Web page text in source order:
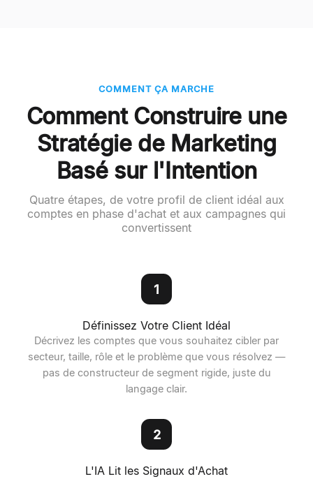
COMMENT ÇA MARCHE
Comment Construire une
Stratégie de Marketing
Basé sur l'Intention
Quatre étapes, de votre profil de client idéal aux
comptes en phase d'achat et aux campagnes qui
convertissent
1
Définissez Votre Client Idéal
Décrivez les comptes que vous souhaitez cibler par
secteur, taille, rôle et le problème que vous résolvez —
pas de constructeur de segment rigide, juste du
langage clair.
2
L'IA Lit les Signaux d'Achat